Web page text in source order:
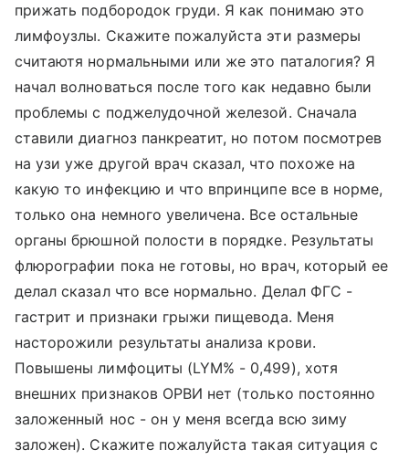
прижать подбородок груди. Я как понимаю это
лимфоузлы. Скажите пожалуйста эти размеры
считаютя нормальными или же это паталогия? Я
начал волноваться после того как недавно были
проблемы с поджелудочной железой. Сначала
ставили диагноз панкреатит, но потом посмотрев
на узи уже другой врач сказал, что похоже на
какую то инфекцию и что впринципе все в норме,
только она немного увеличена. Все остальные
органы брюшной полости в порядке. Результаты
флюрографии пока не готовы, но врач, который ее
делал сказал что все нормально. Делал ФГС -
гастрит и признаки грыжи пищевода. Меня
насторожили результаты анализа крови.
Повышены лимфоциты (LYM% - 0,499), хотя
внешних признаков ОРВИ нет (только постоянно
заложенный нос - он у меня всегда всю зиму
заложен). Скажите пожалуйста такая ситуация с